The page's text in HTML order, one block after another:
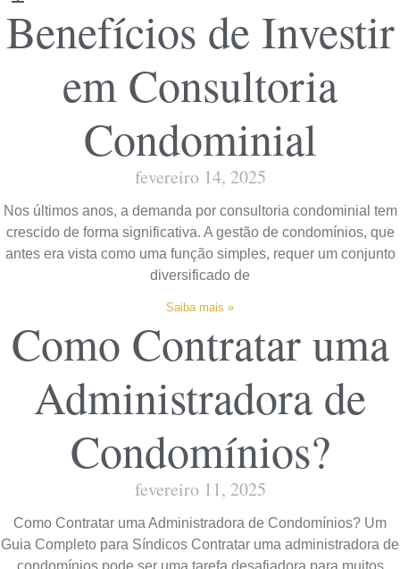
Benefícios de Investir
em Consultoria
Condominial
fevereiro 14, 2025
Nos últimos anos, a demanda por consultoria condominial tem
crescido de forma significativa. A gestão de condomínios, que
antes era vista como uma função simples, requer um conjunto
diversificado de
Saiba mais »
Como Contratar uma
Administradora de
Condomínios?
fevereiro 11, 2025
Como Contratar uma Administradora de Condomínios? Um
Guia Completo para Síndicos Contratar uma administradora de